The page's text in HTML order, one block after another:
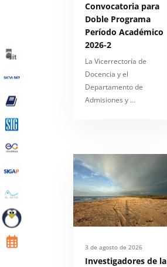
Convocatoria para
Doble Programa
Período Académico
2026-2
La Vicerrectoría de
Docencia y el
Departamento de
Admisiones y …
3 de agosto de 2026
Investigadores de la